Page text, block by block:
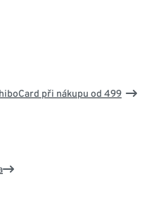
při nákupu od 499